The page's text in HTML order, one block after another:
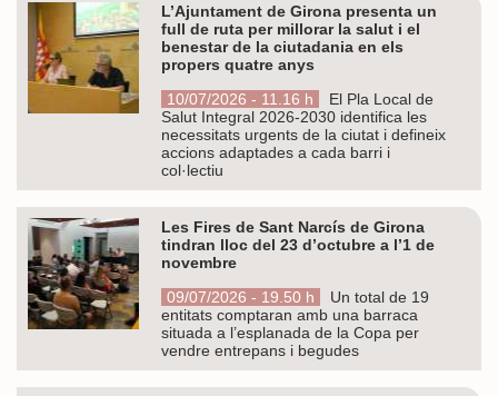
L’Ajuntament de Girona presenta un
full de ruta per millorar la salut i el
benestar de la ciutadania en els
propers quatre anys
10/07/2026 - 11.16 h
El Pla Local de
Salut Integral 2026-2030 identifica les
necessitats urgents de la ciutat i defineix
accions adaptades a cada barri i
col·lectiu
Les Fires de Sant Narcís de Girona
tindran lloc del 23 d’octubre a l’1 de
novembre
09/07/2026 - 19.50 h
Un total de 19
entitats comptaran amb una barraca
situada a l’esplanada de la Copa per
vendre entrepans i begudes